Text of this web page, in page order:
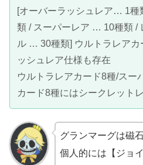
[オーバーラッシュレア… 1
類 / スーパーレア … 10種類 /
ル … 30種類] ウルトラレアカ
ッシュレア仕様も存在
ウルトラレアカード8種/スー
カード8種にはシークレット
グランマーグは磁
個人的には【ジョ